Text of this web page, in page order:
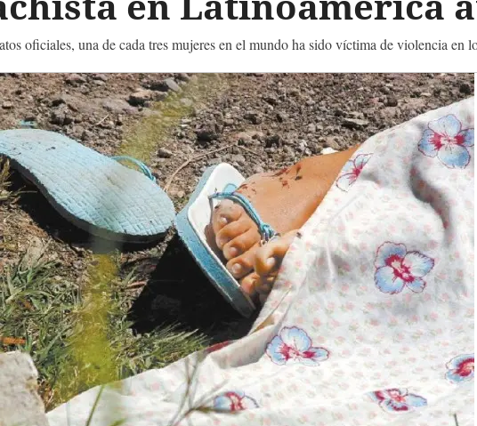
oficiales, una de cada tres mujeres en el mundo ha sido víctima de violencia en